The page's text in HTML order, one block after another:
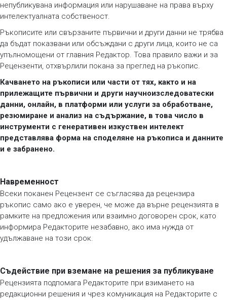
непубликувана информация или нарушаване на права върху
интелектуалната собственост.
Ръкописите или свързаните първични и други данни не трябва
да бъдат показвани или обсъждани с други лица, които не са
упълномощени от главния Редактор. Това правило важи и за
Рецензенти, отхвърлили покана за преглед на ръкопис.
Качването на ръкописи или части от тях, както и на
прилежащите първични и други научноизследоватески
данни, онлайн, в платформи или услуги за обработване,
резюмиране и анализ на съдържание, в това число в
инструменти с генеративен изкуствен интелект
представлява форма на споделяне на ръкописа и данните
и е забранено.
Навременност
Всеки поканен Рецензент се съгласява да рецензира
ръкопис само ако е уверен, че може да върне рецензията в
рамките на предложения или взаимно договорен срок, като
информира Редакторите незабавно, ако има нужда от
удължаване на този срок.
Съдействие при вземане на решения за публикуване
Рецензията подпомага Редакторите при взимането на
редакционни решения и чрез комуникация на Редакторите с